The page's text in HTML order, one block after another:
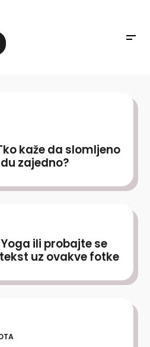
kaže da slomljeno
zajedno?
Yoga ili probajte se
uz ovakve fotke